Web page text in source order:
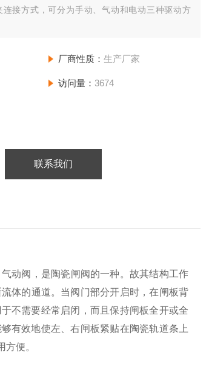
接方式，可分为手动、气动和电动三种驱动方
厂商性质： 生产厂家
访问量： 3674
联系我们
动阀，是陶瓷闸阀的一种。故其结构工作
体的通道。当阀门部分开启时，在闸板背
不需要经常启闭，而且保持闸板全开或全
有效地使左、右闸板紧贴在陶瓷轨道条上
便。